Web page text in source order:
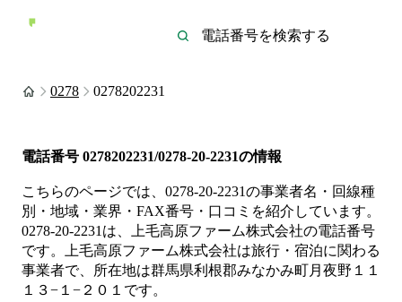
0278 0278202231
電話番号 0278202231/0278-20-2231の情報
こちらのページでは、 0278-20-2231の事業者名・回線種
別・地域・業界・FAX番号・口コミを紹介しています。
0278-20-2231 は、 上毛高原ファーム株式会社の電話番号
です。
上毛高原ファーム株式会社は旅行・宿泊に関わる
事業者で、所在地は群馬県利根郡みなかみ町月夜野１１
１３−１−２０１ です。